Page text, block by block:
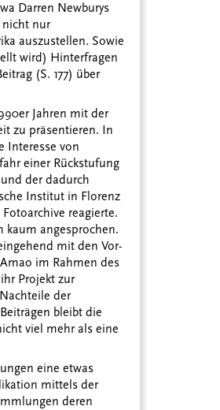
Darren Newburys
nicht nur
auszustellen. Sowie
wird) Hinterfragen
(S. 177) über
Jahren mit der
zu präsentieren. In
Interesse von
einer Rückstufung
der dadurch
Institut in Florenz
reagierte.
kaum angesprochen.
mit den Vor-
im Rahmen des
Projekt zur
der
bleibt die
viel mehr als eine
eine etwas
mittels der
deren